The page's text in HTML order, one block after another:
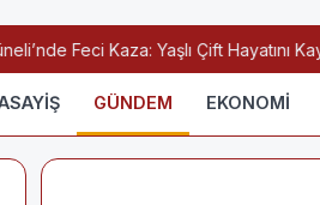
Feci Kaza: Yaşlı Çift Hayatını
GÜNDEM EKONOMİ